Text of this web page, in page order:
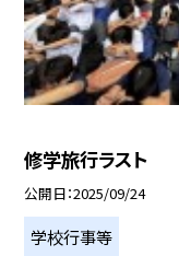
修学旅行ラスト
公開日 2025/09/24
学校行事等